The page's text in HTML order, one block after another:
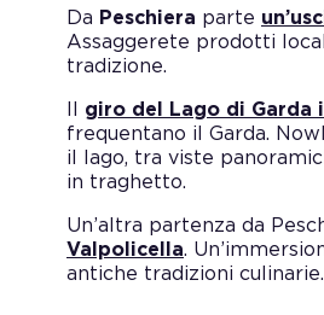
Da Peschiera parte
Assaggerete prodotti
tradizione.
giro del Lago di Garda
frequentano il Garda.
il lago, tra viste
in traghetto.
Un’altra partenza da
Valpolicella.
antiche tradizioni culinarie.